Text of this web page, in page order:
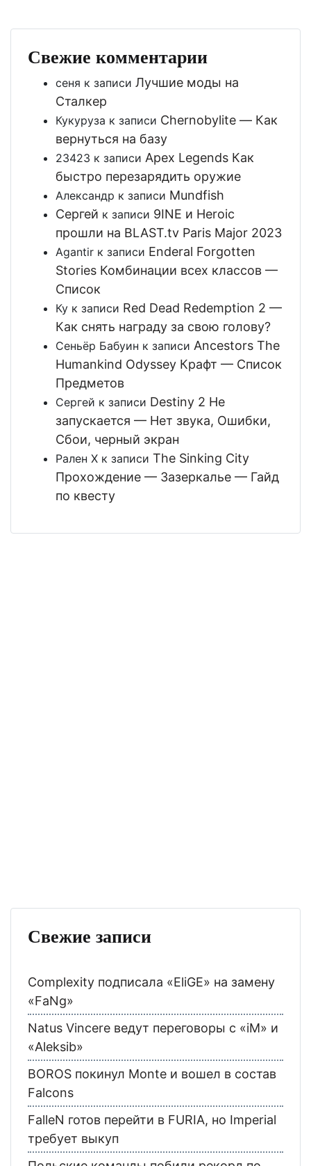
Свежие комментарии
сеня к записи Лучшие моды на
Сталкер
Кукуруза к записи Chernobylite — Как
вернуться на базу
23423 к записи Apex Legends Как
быстро перезарядить оружие
Александр к записи Mundfish
Сергей к записи 9INE и Heroic
прошли на BLAST.tv Paris Major 2023
Agantir к записи Enderal Forgotten
Stories Комбинации всех классов —
Список
Ку к записи Red Dead Redemption 2 —
Как снять награду за свою голову?
Сеньёр Бабуин к записи Ancestors The
Humankind Odyssey Крафт — Список
Предметов
Сергей к записи Destiny 2 Не
запускается — Нет звука, Ошибки,
Сбои, черный экран
Рален Х к записи The Sinking City
Прохождение — Зазеркалье — Гайд
по квесту
Свежие записи
Complexity подписала «EliGE» на замену
«FaNg»
Natus Vincere ведут переговоры с «iM» и
«Aleksib»
BOROS покинул Monte и вошел в состав
Falcons
FalleN готов перейти в FURIA, но Imperial
требует выкуп